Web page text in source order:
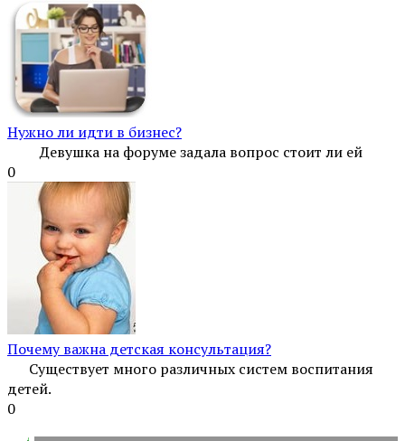
Нужно ли идти в бизнес?
Девушка на форуме задала вопрос стоит ли ей
0
Почему важна детская консультация?
Существует много различных систем воспитания
детей.
0